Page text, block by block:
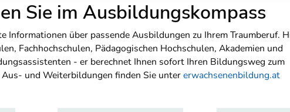
Sie im Ausbildungskompass
über passende Ausbildungen zu Ihrem Traumberuf.
Fachhochschulen, Pädagogischen Hochschulen, Akademien und
- er berechnet Ihnen sofort Ihren Bildungsweg zum
und Weiterbildungen finden Sie untererwachsenenbildung.at